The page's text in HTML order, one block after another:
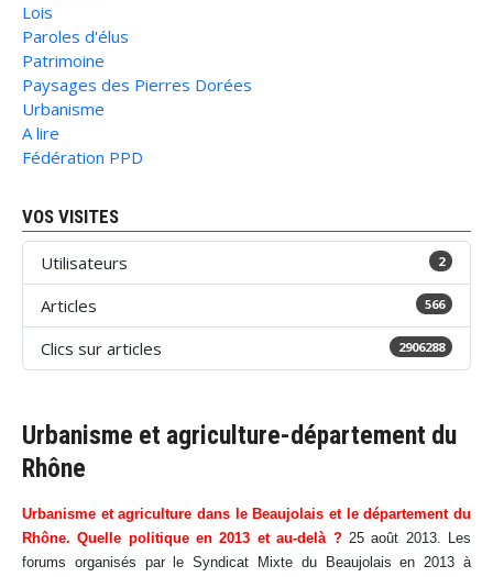
Lois
Paroles d'élus
Patrimoine
Paysages des Pierres Dorées
Urbanisme
A lire
Fédération PPD
VOS VISITES
Utilisateurs 2
Articles 566
Clics sur articles 2906288
Urbanisme et agriculture-département du
Rhône
Urbanisme et agriculture dans le Beaujolais et le département du
Rhône. Quelle politique en 2013 et au-delà ?25 août 2013. Les
forums organisés par le Syndicat Mixte du Beaujolais en 2013 à